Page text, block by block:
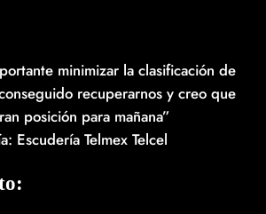
minimizar la clasificación de
recuperarnos y creo que
posición para mañana”
Escudería Telmex Telcel